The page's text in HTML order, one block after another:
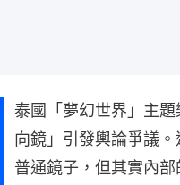
泰國「夢幻世界」主
向鏡」引發輿論爭議
普通鏡子，但其實內